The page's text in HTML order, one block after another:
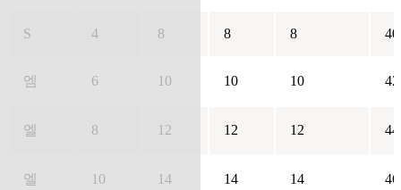
S 4 8 8 8 40
엠 6 10 10 10 42
엘 8 12 12 12 44
엘 10 14 14 14 46